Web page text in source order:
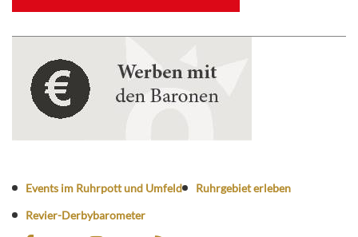
Events im Ruhrpott und Umfeld
Ruhrgebiet erleben
Revier-Derbybarometer